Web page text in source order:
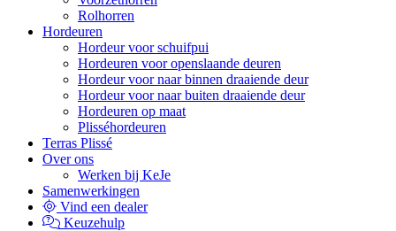
Rolhorren
Hordeuren
Hordeur voor schuifpui
Hordeuren voor openslaande deuren
Hordeur voor naar binnen draaiende deur
Hordeur voor naar buiten draaiende deur
Hordeuren op maat
Plisséhordeuren
Terras Plissé
Over ons
Werken bij KeJe
Samenwerkingen
Vind een dealer
Keuzehulp